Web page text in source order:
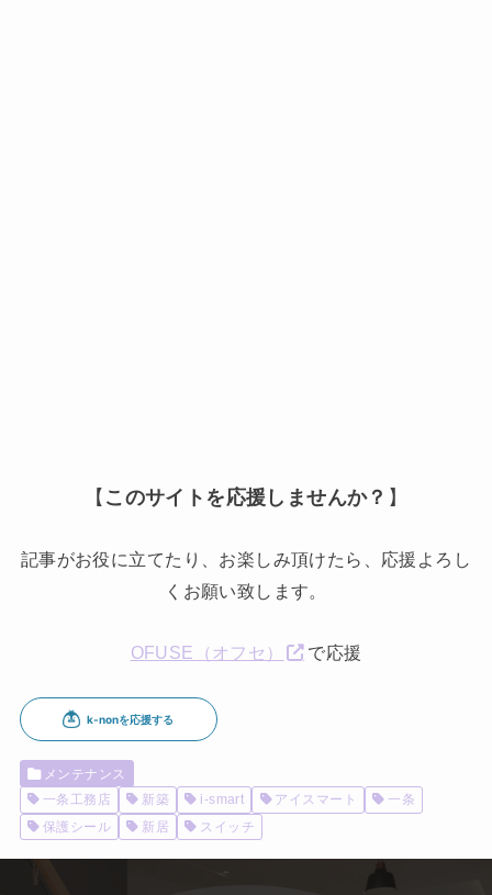
【 このサイトを応援しませんか？ 】
記事がお役に立てたり、お楽しみ頂けたら、応援よろし
くお願い致します。
OFUSE（オフセ） で応援
メンテナンス
一条工務店
新築 i-smart アイスマート
一条
保護シール
新居 スイッチ